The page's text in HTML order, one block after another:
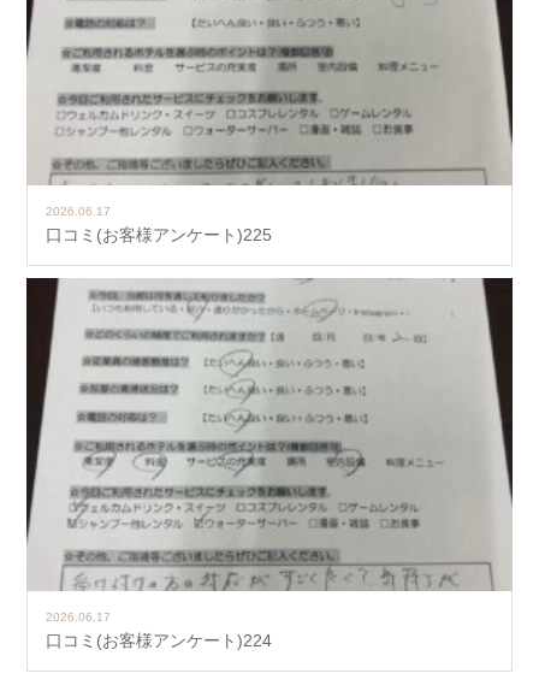
2026.06.17
口コミ(お客様アンケート)225
2026.06.17
口コミ(お客様アンケート)224